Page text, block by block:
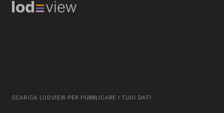
SCARICA LODVIEW PER PUBBLICARE I TUOI DATI